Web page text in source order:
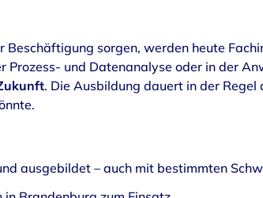
Beschäftigung sorgen, werden heute
und Datenanalyse oder in der
. Die Ausbildung dauert in der Regel
ausgebildet – auch mit bestimmten